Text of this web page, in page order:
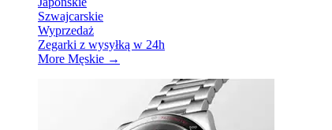
Szwajcarskie
Wyprzedaż
Zegarki z wysyłką w 24h
More Męskie →